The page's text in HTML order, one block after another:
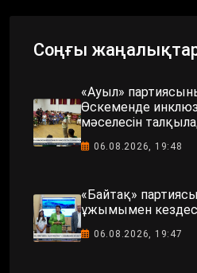
Соңғы
«Ауыл»
Өскеменде
мәселесін
06.08.2026, 19:48
«Байтақ»
ұжымымен
06.08.2026, 19:47